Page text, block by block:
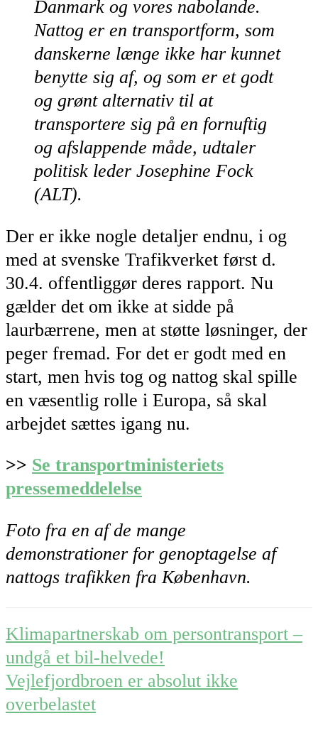
Danmark og vores nabolande.
Nattog er en transportform, som
danskerne længe ikke har kunnet
benytte sig af, og som er et godt
og grønt alternativ til at
transportere sig på en fornuftig
og afslappende måde, udtaler
politisk leder Josephine Fock
(ALT).
Der er ikke nogle detaljer endnu, i og
med at svenske Trafikverket først d.
30.4. offentliggør deres rapport. Nu
gælder det om ikke at sidde på
laurbærrene, men at støtte løsninger, der
peger fremad. For det er godt med en
start, men hvis tog og nattog skal spille
en væsentlig rolle i Europa, så skal
arbejdet sættes igang nu.
>> Se transportministeriets
pressemeddelelse
Foto fra en af de mange
demonstrationer for genoptagelse af
nattogs trafikken fra København.
Post
navigation
Klimapartnerskab om persontransport –
undgå et bil-helvede!
Vejlefjordbroen er absolut ikke
overbelastet